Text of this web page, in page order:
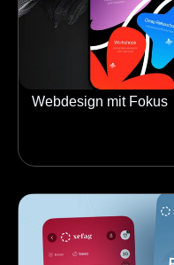
Webdesign mit Fokus